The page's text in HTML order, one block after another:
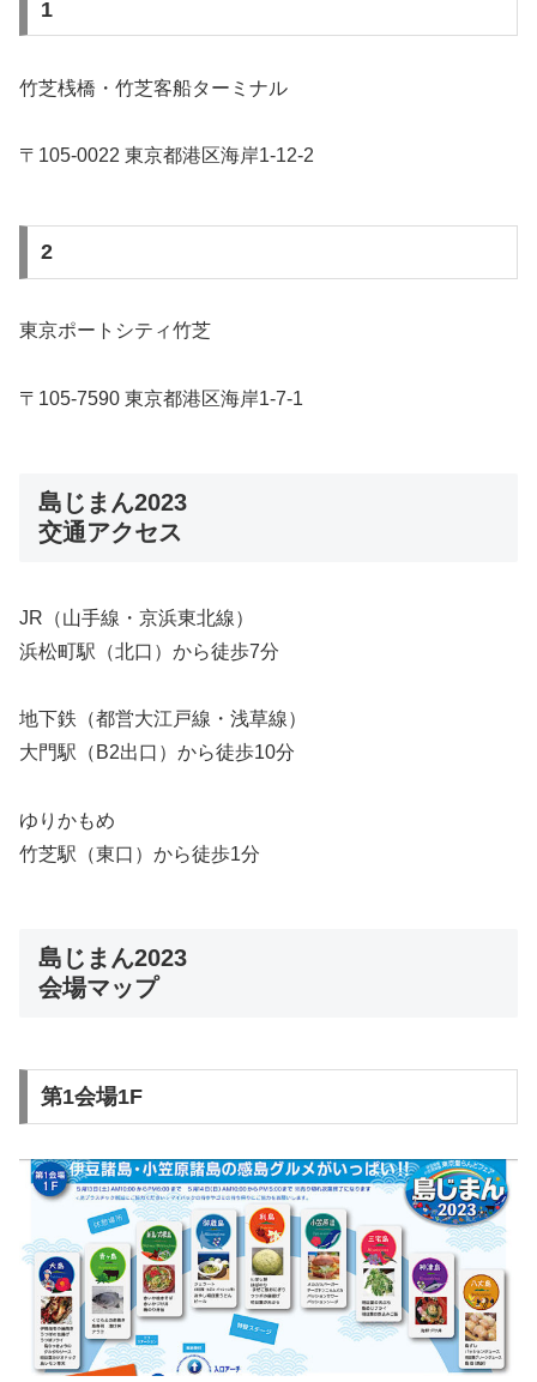
1
竹芝桟橋・竹芝客船ターミナル
〒105-0022 東京都港区海岸1-12-2
2
東京ポートシティ竹芝
〒105-7590 東京都港区海岸1-7-1
島じまん2023
交通アクセス
JR（山手線・京浜東北線）
浜松町駅（北口）から徒歩7分
地下鉄（都営大江戸線・浅草線）
大門駅（B2出口）から徒歩10分
ゆりかもめ
竹芝駅（東口）から徒歩1分
島じまん2023
会場マップ
第1会場1F